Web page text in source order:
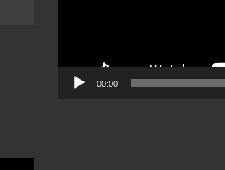
00:00